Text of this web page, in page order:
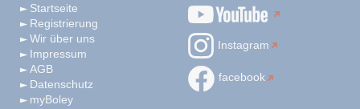
Startseite
Registrierung
Wir über uns
Impressum
AGB
Datenschutz
myBoley
Instagram
facebook